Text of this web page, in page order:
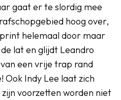
gaat er te slordig mee
hoog over,
helemaal door maar
lat en glijdt Leandro
een vrije trap rand
Ook Indy Lee laat zich
voorzetten worden niet